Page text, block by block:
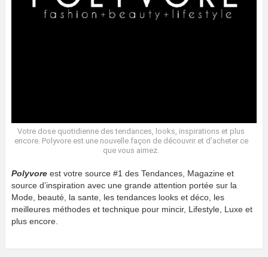
Votre dose quotidienne des tendances, looks, inspirations et plus
encore. Polyvore est une nouvelle façon de découvrir et d’acheter ce
que vous aimez.
Polyvore est votre source #1 des Tendances, Magazine et
source d’inspiration avec une grande attention portée sur la
Mode, beauté, la sante, les tendances looks et déco, les
meilleures méthodes et technique pour mincir, Lifestyle, Luxe et
plus encore.